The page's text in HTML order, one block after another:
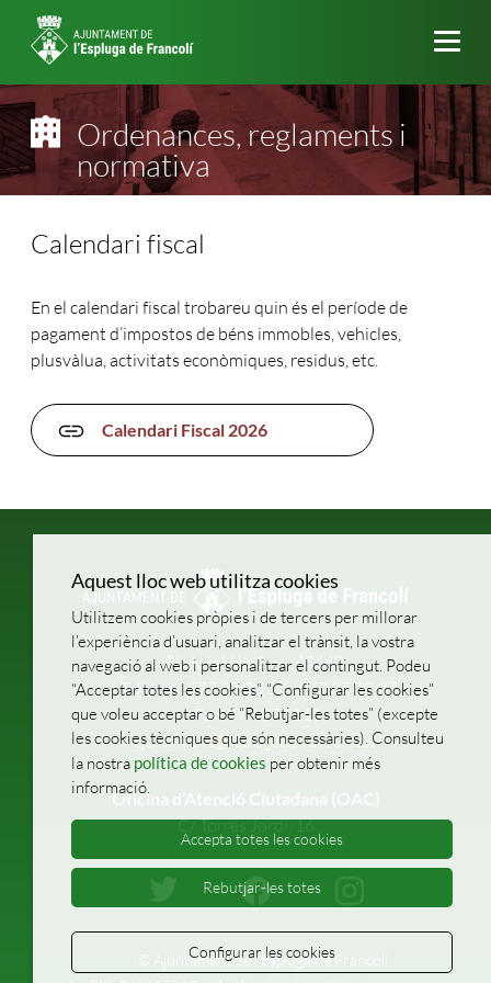
Ordenances, reglaments i
normativa
Calendari fiscal
En el calendari fiscal trobareu quin és el període de
pagament d’impostos de béns immobles, vehicles,
plusvàlua, activitats econòmiques, residus, etc.
Calendari Fiscal 2026
Pl. de la Vila, 1
43440
Telèfons: 977 87 00 05 - 977 87 02 27
Fax: 977 870 115
ajuntament@esplugadefrancoli.cat
Oficina d’Atenció Ciutadana (OAC)
C/ Torres Jordi, 16
© Ajuntament de l'Espluga de Francolí
Aquest lloc web utilitza cookies
Utilitzem cookies pròpies i de tercers per millorar
l’experiència d’usuari, analitzar el trànsit, la vostra
navegació al web i personalitzar el contingut. Podeu
“Acceptar totes les cookies”, “Configurar les cookies”
que voleu acceptar o bé “Rebutjar-les totes” (excepte
les cookies tècniques que són necessàries). Consulteu
la nostra política de cookies per obtenir més
informació.
Accepta totes les cookies
Rebutjar-les totes
Configurar les cookies